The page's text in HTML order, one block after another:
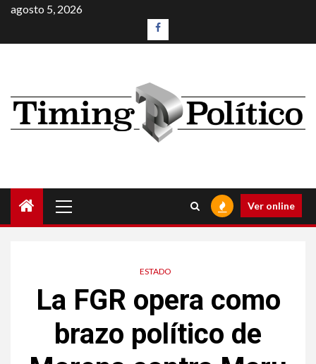
agosto 5, 2026
Ver online
ESTADO
La FGR opera como
brazo político de